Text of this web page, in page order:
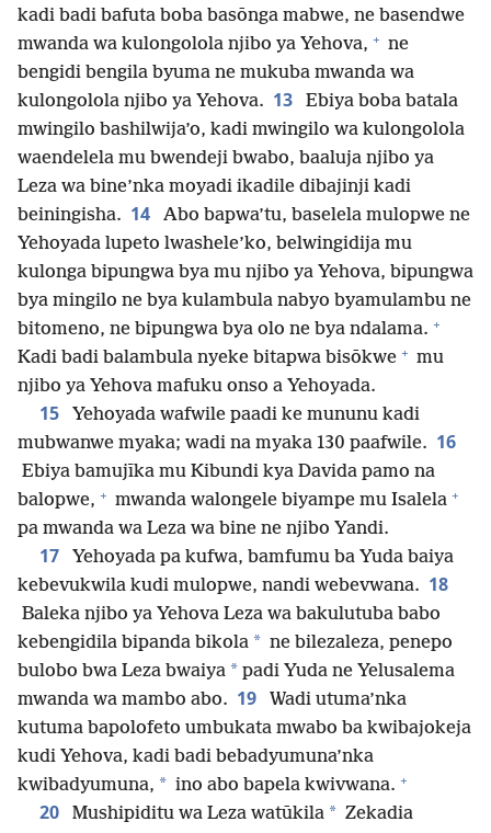
kadi badi bafuta boba basōnga mabwe, ne basendwe
mwanda wa kulongolola njibo ya Yehova, + ne
bengidi bengila byuma ne mukuba mwanda wa
kulongolola njibo ya Yehova. 13
Ebiya boba batala
mwingilo bashilwija’o, kadi mwingilo wa kulongolola
waendelela mu bwendeji bwabo, baaluja njibo ya
Leza wa bine’nka moyadi ikadile dibajinji kadi
beiningisha. 14
Abo bapwa’tu, baselela mulopwe ne
Yehoyada lupeto lwashele’ko, belwingidija mu
kulonga bipungwa bya mu njibo ya Yehova, bipungwa
bya mingilo ne bya kulambula nabyo byamulambu ne
bitomeno, ne bipungwa bya olo ne bya ndalama. +
Kadi badi balambula nyeke bitapwa bisōkwe + mu
njibo ya Yehova mafuku onso a Yehoyada.
15
Yehoyada wafwile paadi ke mununu kadi
mubwanwe myaka; wadi na myaka 130 paafwile. 16
Ebiya bamujīka mu Kibundi kya Davida pamo na
balopwe, + mwanda walongele biyampe mu Isalela +
pa mwanda wa Leza wa bine ne njibo Yandi.
17
Yehoyada pa kufwa, bamfumu ba Yuda baiya
kebevukwila kudi mulopwe, nandi webevwana. 18
Baleka njibo ya Yehova Leza wa bakulutuba babo
kebengidila bipanda bikola * ne bilezaleza, penepo
bulobo bwa Leza bwaiya * padi Yuda ne Yelusalema
mwanda wa mambo abo. 19
Wadi utuma’nka
kutuma bapolofeto umbukata mwabo ba kwibajokeja
kudi Yehova, kadi badi bebadyumuna’nka
kwibadyumuna, * ino abo bapela kwivwana. +
20 Mushipiditu wa Leza watūkila * Zekadia